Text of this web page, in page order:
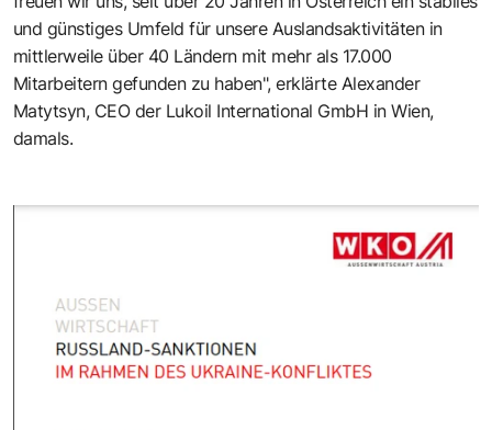
und günstiges Umfeld für unsere Auslandsaktivitäten in
mittlerweile über 40 Ländern mit mehr als 17.000
Mitarbeitern gefunden zu haben", erklärte Alexander
Matytsyn, CEO der Lukoil International GmbH in Wien,
damals.